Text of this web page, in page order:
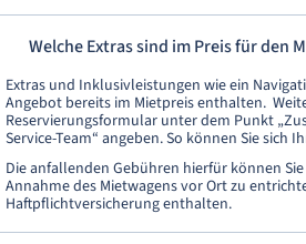
Welche Extras sind im Preis für den
Extras und Inklusivleistungen wie ein
Angebot bereits im Mietpreis enthalten.
Reservierungsformular unter dem Punkt
Service-Team“ angeben. So können Sie
Die anfallenden Gebühren hierfür können
Annahme des Mietwagens vor Ort zu
Haftpflichtversicherung enthalten.